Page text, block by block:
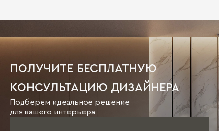
ПОЛУЧИТЕ БЕСПЛАТНУЮ
КОНСУЛЬТАЦИЮ ДИЗАЙНЕРА
Подберём идеальное решение
для вашего интерьера